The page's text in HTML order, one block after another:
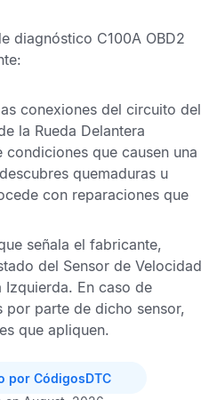
diagnóstico C100A OBD2
conexiones del circuito del
la Rueda Delantera
condiciones que causen una
quemaduras u
con reparaciones que
señala el fabricante,
del Sensor de Velocidad
Izquierda. En caso de
por parte de dicho sensor,
que apliquen.
por CódigosDTC